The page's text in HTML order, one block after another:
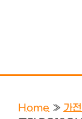
Home » 가